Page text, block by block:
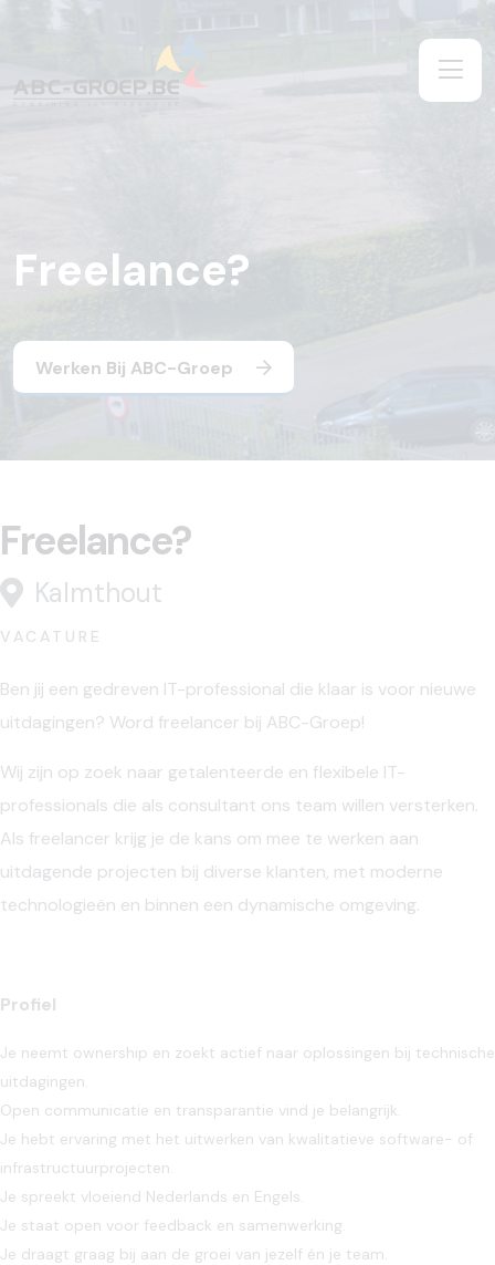
Freelance?
Werken Bij ABC-Groep
Freelance?
Kalmthout
VACATURE
Ben jij een gedreven IT-professional die klaar is voor nieuwe
uitdagingen? Word freelancer bij ABC-Groep!
Wij zijn op zoek naar getalenteerde en flexibele IT-
professionals die als consultant ons team willen versterken.
Als freelancer krijg je de kans om mee te werken aan
uitdagende projecten bij diverse klanten, met moderne
technologieën en binnen een dynamische omgeving.
Profiel
Je neemt ownership en zoekt actief naar oplossingen bij technische
uitdagingen.
Open communicatie en transparantie vind je belangrijk.
Je hebt ervaring met het uitwerken van kwalitatieve software- of
infrastructuurprojecten.
Je spreekt vloeiend Nederlands en Engels.
Je staat open voor feedback en samenwerking.
Je draagt graag bij aan de groei van jezelf én je team.